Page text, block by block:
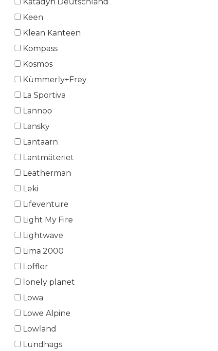
Katadyn Deutschland
Keen
Klean Kanteen
Kompass
Kosmos
Kümmerly+Frey
La Sportiva
Lannoo
Lansky
Lantaarn
Lantmäteriet
Leatherman
Leki
Lifeventure
Light My Fire
Lightwave
Lima 2000
Loffler
lonely planet
Lowa
Lowe Alpine
Lowland
Lundhags